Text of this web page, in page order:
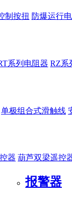
制按扭 防爆运行
系列电阻器 RZ系
单极组合式滑触线
器 葫芦双梁遥控
报警器